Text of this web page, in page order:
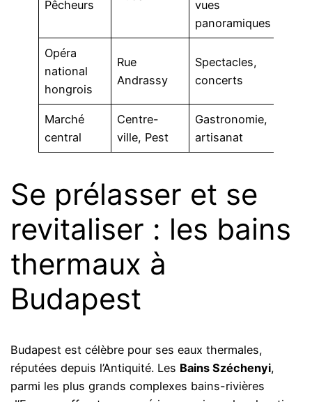
Pêcheurs
vues
panoramiques
Opéra
national
hongrois
Rue
Andrassy
Spectacles,
concerts
Marché
central
Centre-
ville, Pest
Gastronomie,
artisanat
Se prélasser et se
revitaliser : les bains
thermaux à
Budapest
Budapest est célèbre pour ses eaux thermales,
réputées depuis l’Antiquité. Les Bains Széchenyi,
parmi les plus grands complexes bains-rivières